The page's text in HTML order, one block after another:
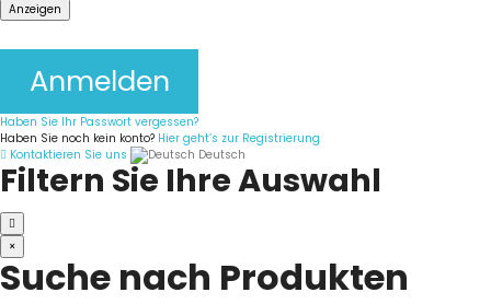
Anzeigen
Anmelden
Haben Sie Ihr Passwort vergessen?
Haben Sie noch kein konto? Hier geht’s zur Registrierung
Kontaktieren Sie uns
Deutsch
Filtern Sie Ihre Auswahl
×
Suche nach Produkten